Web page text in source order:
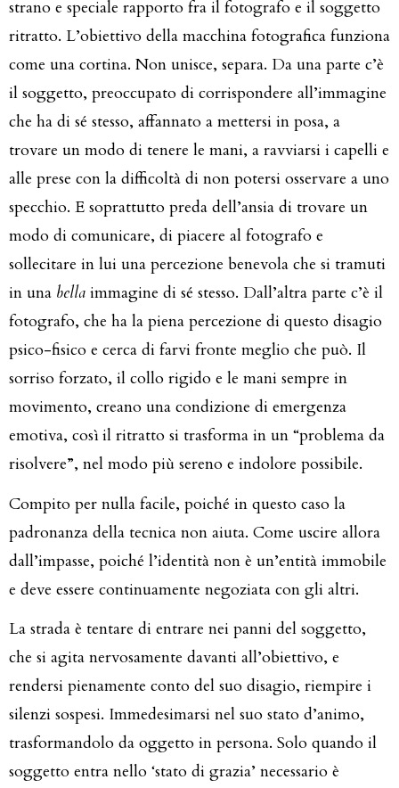
strano e speciale rapporto fra il fotografo e il soggetto
ritratto. L’obiettivo della macchina fotografica funziona
come una cortina. Non unisce, separa. Da una parte c’è
il soggetto, preoccupato di corrispondere all’immagine
che ha di sé stesso, affannato a mettersi in posa, a
trovare un modo di tenere le mani, a ravviarsi i capelli e
alle prese con la difficoltà di non potersi osservare a uno
specchio. E soprattutto preda dell’ansia di trovare un
modo di comunicare, di piacere al fotografo e
sollecitare in lui una percezione benevola che si tramuti
in una bella immagine di sé stesso. Dall’altra parte c’è il
fotografo, che ha la piena percezione di questo disagio
psico-fisico e cerca di farvi fronte meglio che può. Il
sorriso forzato, il collo rigido e le mani sempre in
movimento, creano una condizione di emergenza
emotiva, così il ritratto si trasforma in un “problema da
risolvere”, nel modo più sereno e indolore possibile.
Compito per nulla facile, poiché in questo caso la
padronanza della tecnica non aiuta. Come uscire allora
dall’impasse, poiché l’identità non è un’entità immobile
e deve essere continuamente negoziata con gli altri.
La strada è tentare di entrare nei panni del soggetto,
che si agita nervosamente davanti all’obiettivo, e
rendersi pienamente conto del suo disagio, riempire i
silenzi sospesi. Immedesimarsi nel suo stato d’animo,
trasformandolo da oggetto in persona. Solo quando il
soggetto entra nello ‘stato di grazia’ necessario è